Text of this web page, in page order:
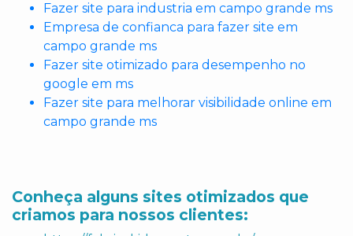
Fazer site para industria em campo grande ms
Empresa de confianca para fazer site em
campo grande ms
Fazer site otimizado para desempenho no
google em ms
Fazer site para melhorar visibilidade online em
campo grande ms
Conheça alguns sites otimizados que
criamos para nossos clientes: